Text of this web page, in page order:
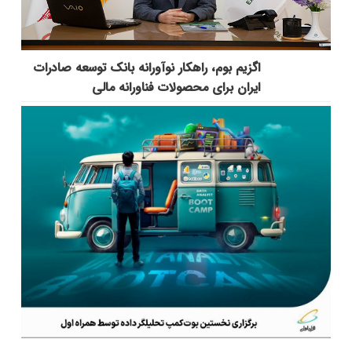
اگزیم بوم، راهکار نوآورانه بانک توسعه صادرات
ایران برای محصولات فناورانه مالی